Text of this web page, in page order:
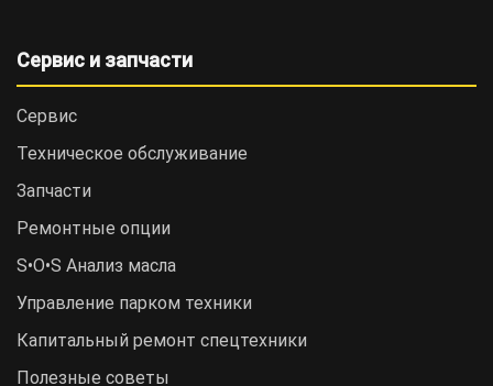
Сервис и запчасти
Сервис
Техническое обслуживание
Запчасти
Ремонтные опции
S•O•S Анализ масла
Управление парком техники
Капитальный ремонт спецтехники
Полезные советы